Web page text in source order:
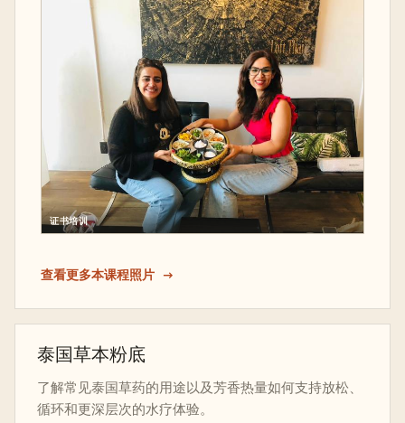
证书培训
查看更多本课程照片
泰国草本粉底
了解常见泰国草药的用途以及芳香热量如何支持放松、
循环和更深层次的水疗体验。